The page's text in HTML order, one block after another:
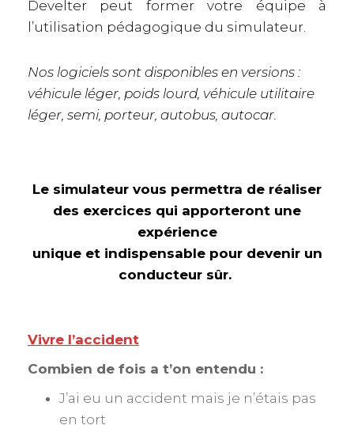
Develter peut former votre équipe à
l’utilisation pédagogique du simulateur.
Nos logiciels sont disponibles en versions :
véhicule léger, poids lourd, véhicule utilitaire
léger, semi, porteur, autobus, autocar.
Le simulateur vous permettra de réaliser
des exercices qui apporteront une
expérience
unique et indispensable pour devenir un
conducteur sûr.
Vivre l’accident
Combien de fois a t’on entendu :
J’ai eu un accident mais je n’étais pas
en tort